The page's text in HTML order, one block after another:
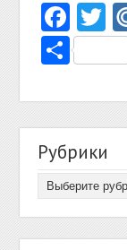
Рубрики